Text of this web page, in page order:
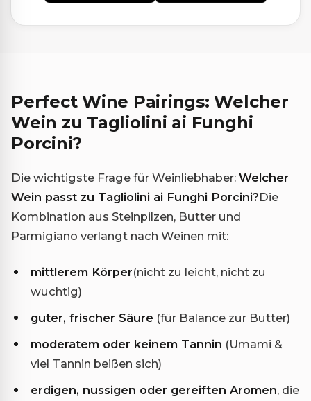
Perfect Wine Pairings: Welcher
Wein zu Tagliolini ai Funghi
Porcini?
Die wichtigste Frage für Weinliebhaber: Welcher
Wein passt zu Tagliolini ai Funghi Porcini?Die
Kombination aus Steinpilzen, Butter und
Parmigiano verlangt nach Weinen mit:
mittlerem Körper(nicht zu leicht, nicht zu
wuchtig)
guter, frischer Säure (für Balance zur Butter)
moderatem oder keinem Tannin (Umami &
viel Tannin beißen sich)
erdigen, nussigen oder gereiften Aromen, die